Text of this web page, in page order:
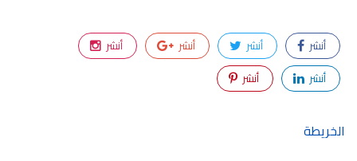
أنشر أنشر أنشر
أنشر
أنشر
أنشر
الخريطة